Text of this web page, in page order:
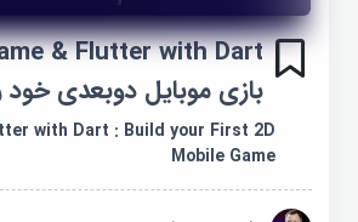
بازی موبایل دوبعدی خود
with Dart : Build your First 2D
Mobile Game